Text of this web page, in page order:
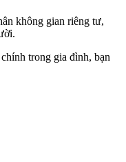
không gian riêng tư,
trong gia đình, bạn